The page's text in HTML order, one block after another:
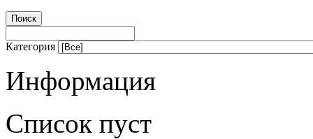
Категория
Информация
Список пуст